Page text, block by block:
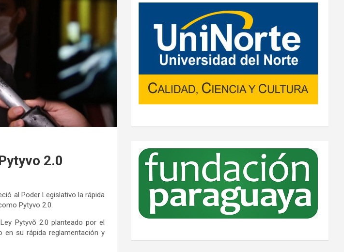
2.0
al Poder Legislativo la rápida
Pytyvo 2.0.
Pytyvõ 2.0 planteado por el
en su rápida reglamentación y